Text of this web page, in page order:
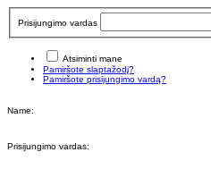
Prisijungimo vardas
Atsiminti mane
Pamiršote slaptažodį?
Pamiršote prisijungimo vardą?
Name:
Prisijungimo vardas: